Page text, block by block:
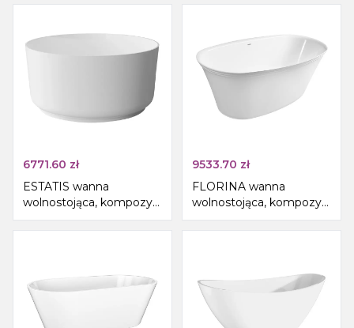
surface, biały mat
6771.60 zł
ESTATIS wanna
wolnostojąca, kompozyt,
ø110x51cm, biały mat
9533.70 zł
FLORINA wanna
wolnostojąca, kompozyt,
170x80x61cm, biała